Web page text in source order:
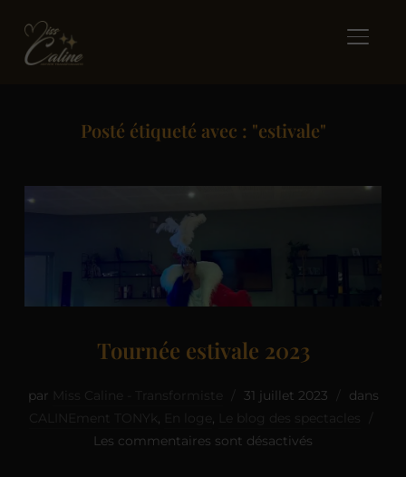
Posté étiqueté avec : "estivale"
Tournée estivale 2023
par 31 juillet 2023
dans
, ,
Les commentaires sont désactivés